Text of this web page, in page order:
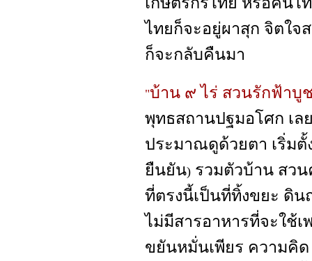
ไทยก็จะอยู่ผาสุก จิตใจ
ก็จะกลับคืนมา
"บ้าน ๙ ไร่ สวนรักฟ้าบู
พุทธสถานปฐมอโศก เล
ประมาณดูด้วยตา เริ่ม
ยืนยัน) รวมตัวบ้าน สวน
ที่ตรงนี้เป็นที่ทิ้งขยะ ดิ
ไม่มีสารอาหารที่จะใช้
ขยันหมั่นเพียร ความคิ